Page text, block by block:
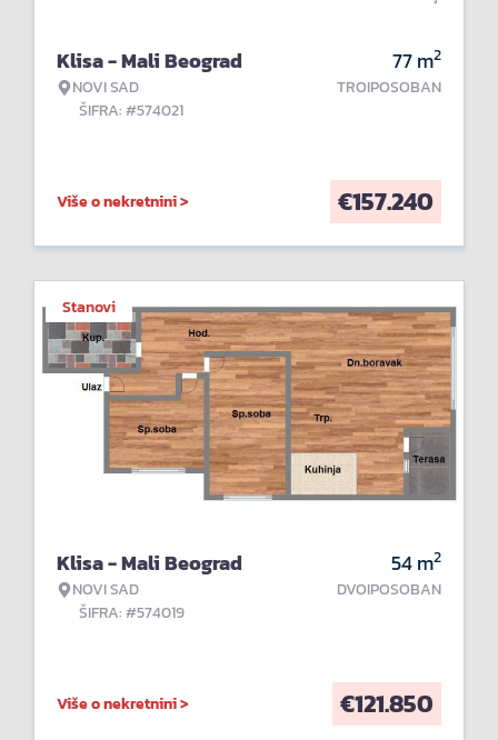
Klisa - Mali Beograd
NOVI SAD
ŠIFRA: #574021
77m2
TROIPOSOBAN
Više o nekretnini > €157.240
Stanovi
Klisa - Mali Beograd
NOVI SAD
ŠIFRA: #574019
54m2
DVOIPOSOBAN
Više o nekretnini > €121.850